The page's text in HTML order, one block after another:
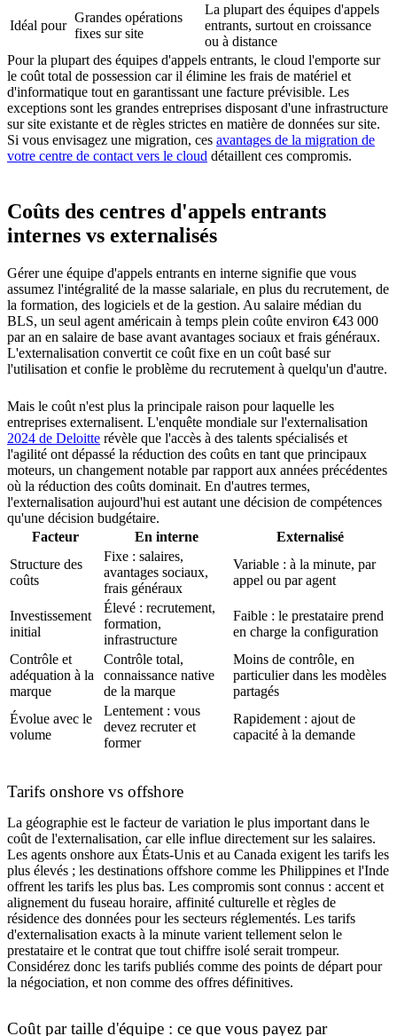
Idéal pour
Grandes opérations
fixes sur site
La plupart des équipes d'appels
entrants, surtout en croissance
ou à distance
Pour la plupart des équipes d'appels entrants, le cloud l'emporte sur
le coût total de possession car il élimine les frais de matériel et
d'informatique tout en garantissant une facture prévisible. Les
exceptions sont les grandes entreprises disposant d'une infrastructure
sur site existante et de règles strictes en matière de données sur site.
Si vous envisagez une migration, ces avantages de la migration de
votre centre de contact vers le cloud détaillent ces compromis.
Coûts des centres d'appels entrants
internes vs externalisés
Gérer une équipe d'appels entrants en interne signifie que vous
assumez l'intégralité de la masse salariale, en plus du recrutement, de
la formation, des logiciels et de la gestion. Au salaire médian du
BLS, un seul agent américain à temps plein coûte environ €43 000
par an en salaire de base avant avantages sociaux et frais généraux.
L'externalisation convertit ce coût fixe en un coût basé sur
l'utilisation et confie le problème du recrutement à quelqu'un d'autre.
Mais le coût n'est plus la principale raison pour laquelle les
entreprises externalisent. L'enquête mondiale sur l'externalisation
2024 de Deloitte révèle que l'accès à des talents spécialisés et
l'agilité ont dépassé la réduction des coûts en tant que principaux
moteurs, un changement notable par rapport aux années précédentes
où la réduction des coûts dominait. En d'autres termes,
l'externalisation aujourd'hui est autant une décision de compétences
qu'une décision budgétaire.
Facteur
En interne
Externalisé
Structure des
coûts
Fixe : salaires,
avantages sociaux,
frais généraux
Variable : à la minute, par
appel ou par agent
Investissement
initial
Élevé : recrutement,
formation,
infrastructure
Faible : le prestataire prend
en charge la configuration
Contrôle et
adéquation à la
marque
Contrôle total,
connaissance native
de la marque
Moins de contrôle, en
particulier dans les modèles
partagés
Évolue avec le
volume
Lentement : vous
devez recruter et
former
Rapidement : ajout de
capacité à la demande
Tarifs onshore vs offshore
La géographie est le facteur de variation le plus important dans le
coût de l'externalisation, car elle influe directement sur les salaires.
Les agents onshore aux États-Unis et au Canada exigent les tarifs les
plus élevés ; les destinations offshore comme les Philippines et l'Inde
offrent les tarifs les plus bas. Les compromis sont connus : accent et
alignement du fuseau horaire, affinité culturelle et règles de
résidence des données pour les secteurs réglementés. Les tarifs
d'externalisation exacts à la minute varient tellement selon le
prestataire et le contrat que tout chiffre isolé serait trompeur.
Considérez donc les tarifs publiés comme des points de départ pour
la négociation, et non comme des offres définitives.
Coût par taille d'équipe : ce que vous payez par